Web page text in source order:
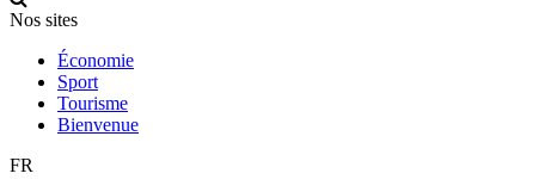
Nos sites
Économie
Sport
Tourisme
Bienvenue
FR